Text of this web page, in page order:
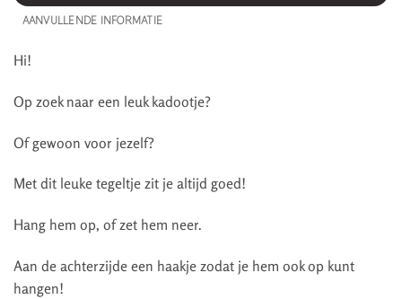
AANVULLENDE INFORMATIE
Hi!
Op zoek naar een leuk kadootje?
Of gewoon voor jezelf?
Met dit leuke tegeltje zit je altijd goed!
Hang hem op, of zet hem neer.
Aan de achterzijde een haakje zodat je hem ook op kunt
hangen!